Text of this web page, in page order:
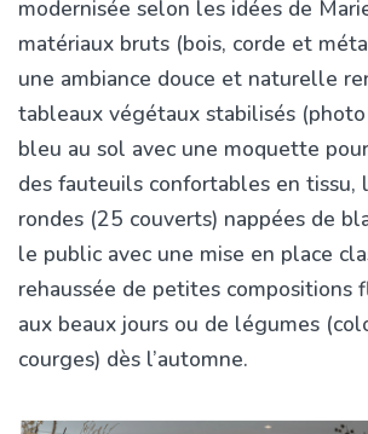
modernisée selon les idées de
matériaux bruts (bois, corde et
une ambiance douce et naturelle
tableaux végétaux stabilisés (photo
bleu au sol avec une moquette
des fauteuils confortables en tissu,
rondes (25 couverts) nappées de
le public avec une mise en place
rehaussée de petites compositions
aux beaux jours ou de légumes
courges) dès l’automne.